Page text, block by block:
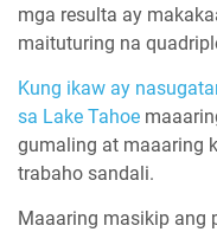
mga resulta ay
maituturing na
Kung ikaw ay
sa Lake Tahoe
gumaling at maaaring
trabaho sandali.
Maaaring masikip ang